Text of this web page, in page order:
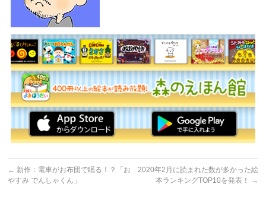
← 新作：電車がお布団で眠る！？「お
やすみ でんしゃくん」
2020年2月に読まれた数が多かった絵
本ランキングTOP10を発表！
→